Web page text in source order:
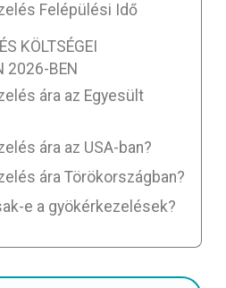
Felépülési Idő
KÖLTSÉGEI
2026-BEN
ára az Egyesült
ára az USA-ban?
ára Törökországban?
e a gyökérkezelések?